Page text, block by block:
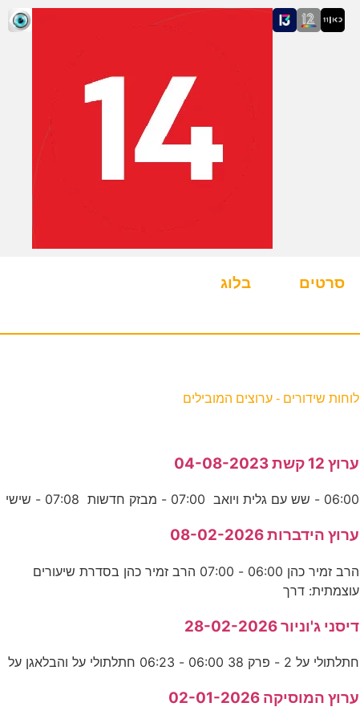
סרטים בלוג
לוחות שידורים - ערוצים המובילים
ערוץ 12 קשת 04-08-2023
06:00 - שש עם גלית ויואב 07:00 - מבזק חדשות 07:08 - שישי
ערוץ הידברות 08-02-2026
הרב זמיר כהן 06:00 - 07:00 הרב זמיר כהן בסדרת שיעורים
עוצמתית: דרך
דיסני ג'וניור 28-02-2026
חתלתולי על 2 - פרק 38 06:00 - 06:23 חתלתולי על והבלאגן על
ערוץ המוסיקה 02-01-2026